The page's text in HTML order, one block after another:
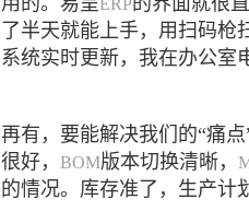
ERP
了半天就能上手，用扫码
系统实时更新，我在办公室
再有，要能解决我们的“痛
很好， BOM版本切换清晰，
的情况。库存准了，生产计